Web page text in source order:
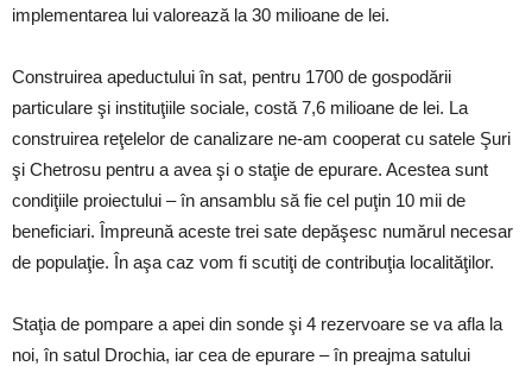
implementarea lui valorează la 30 milioane de lei.
Construirea apeductului în sat, pentru 1700 de gospodării
particulare şi instituţiile sociale, costă 7,6 milioane de lei. La
construirea reţelelor de canalizare ne-am cooperat cu satele Şuri
şi Chetrosu pentru a avea şi o staţie de epurare. Acestea sunt
condiţiile proiectului – în ansamblu să fie cel puţin 10 mii de
beneficiari. Împreună aceste trei sate depăşesc numărul necesar
de populaţie. În aşa caz vom fi scutiţi de contribuţia localităţilor.
Staţia de pompare a apei din sonde şi 4 rezervoare se va afla la
noi, în satul Drochia, iar cea de epurare – în preajma satului